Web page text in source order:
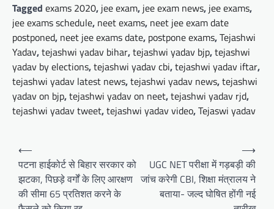
Tagged exams 2020, jee exam, jee exam news, jee exams,
jee exams schedule, neet exams, neet jee exam date
postponed, neet jee exams date, postpone exams,Tejashwi
Yadav,tejashwi yadav bihar,tejashwi yadav bjp,tejashwi
yadav by elections,tejashwi yadav cbi,tejashwi yadav iftar,
tejashwi yadav latest news,tejashwi yadav news,tejashwi
yadav on bjp,tejashwi yadav on neet,tejashwi yadav rjd,
tejashwi yadav tweet,tejashwi yadav video,Tejaswi yadav
Post
navigation
⟵
पटना हाईकोर्ट से बिहार सरकार को
झटका, पिछड़े वर्गों के लिए आरक्षण
की सीमा 65 प्रतिशत करने के
UGC NET परीक्षा में गड़बड़ी की
जांच करेगी CBI, शिक्षा मंत्रालय ने
बताया- जल्द घोषित होंगी नई
⟶